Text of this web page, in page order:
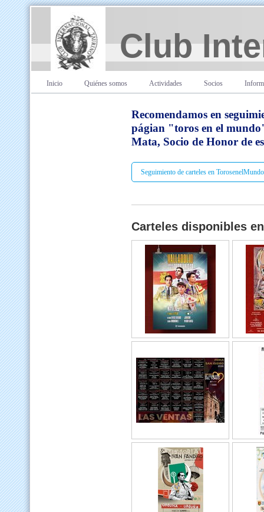
Club
Inicio Quiénes somos Actividades Socios
Recomendamos en
págian "toros en el
Mata, Socio de Honor de
Seguimiento de carteles en TorosenelMundo
Carteles disponibles